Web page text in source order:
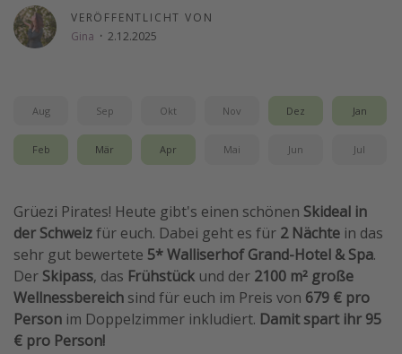
Gruppenreisen
Hotels in Hamburg
Weitere Themen
Familienurlaub in der Türkei
Rundreisen in Thailand
Bahnreisen in der Schweiz
Reisepassfreie Reiseziele
Travel Know How
VERÖFFENTLICHT VON
Gina · 2.12.2025
Aug Sep Okt Nov Dez Jan
Feb Mär Apr Mai Jun Jul
Grüezi Pirates! Heute gibt's einen schönen Skideal in
der Schweizfür euch. Dabei geht es für 2 Nächte in das
sehr gut bewertete 5* Walliserhof Grand-Hotel & Spa.
Der Skipass, das Frühstück und der 2100 m² große
Wellnessbereich sind für euch im Preis von 679 € pro
Person im Doppelzimmer inkludiert. Damit spart ihr 95
€ pro Person!